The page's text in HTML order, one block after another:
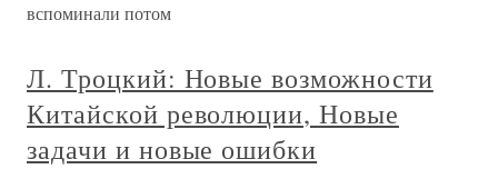
вспоминали потом
Л. Троцкий: Новые возможности
Китайской революции, Новые
задачи и новые ошибки